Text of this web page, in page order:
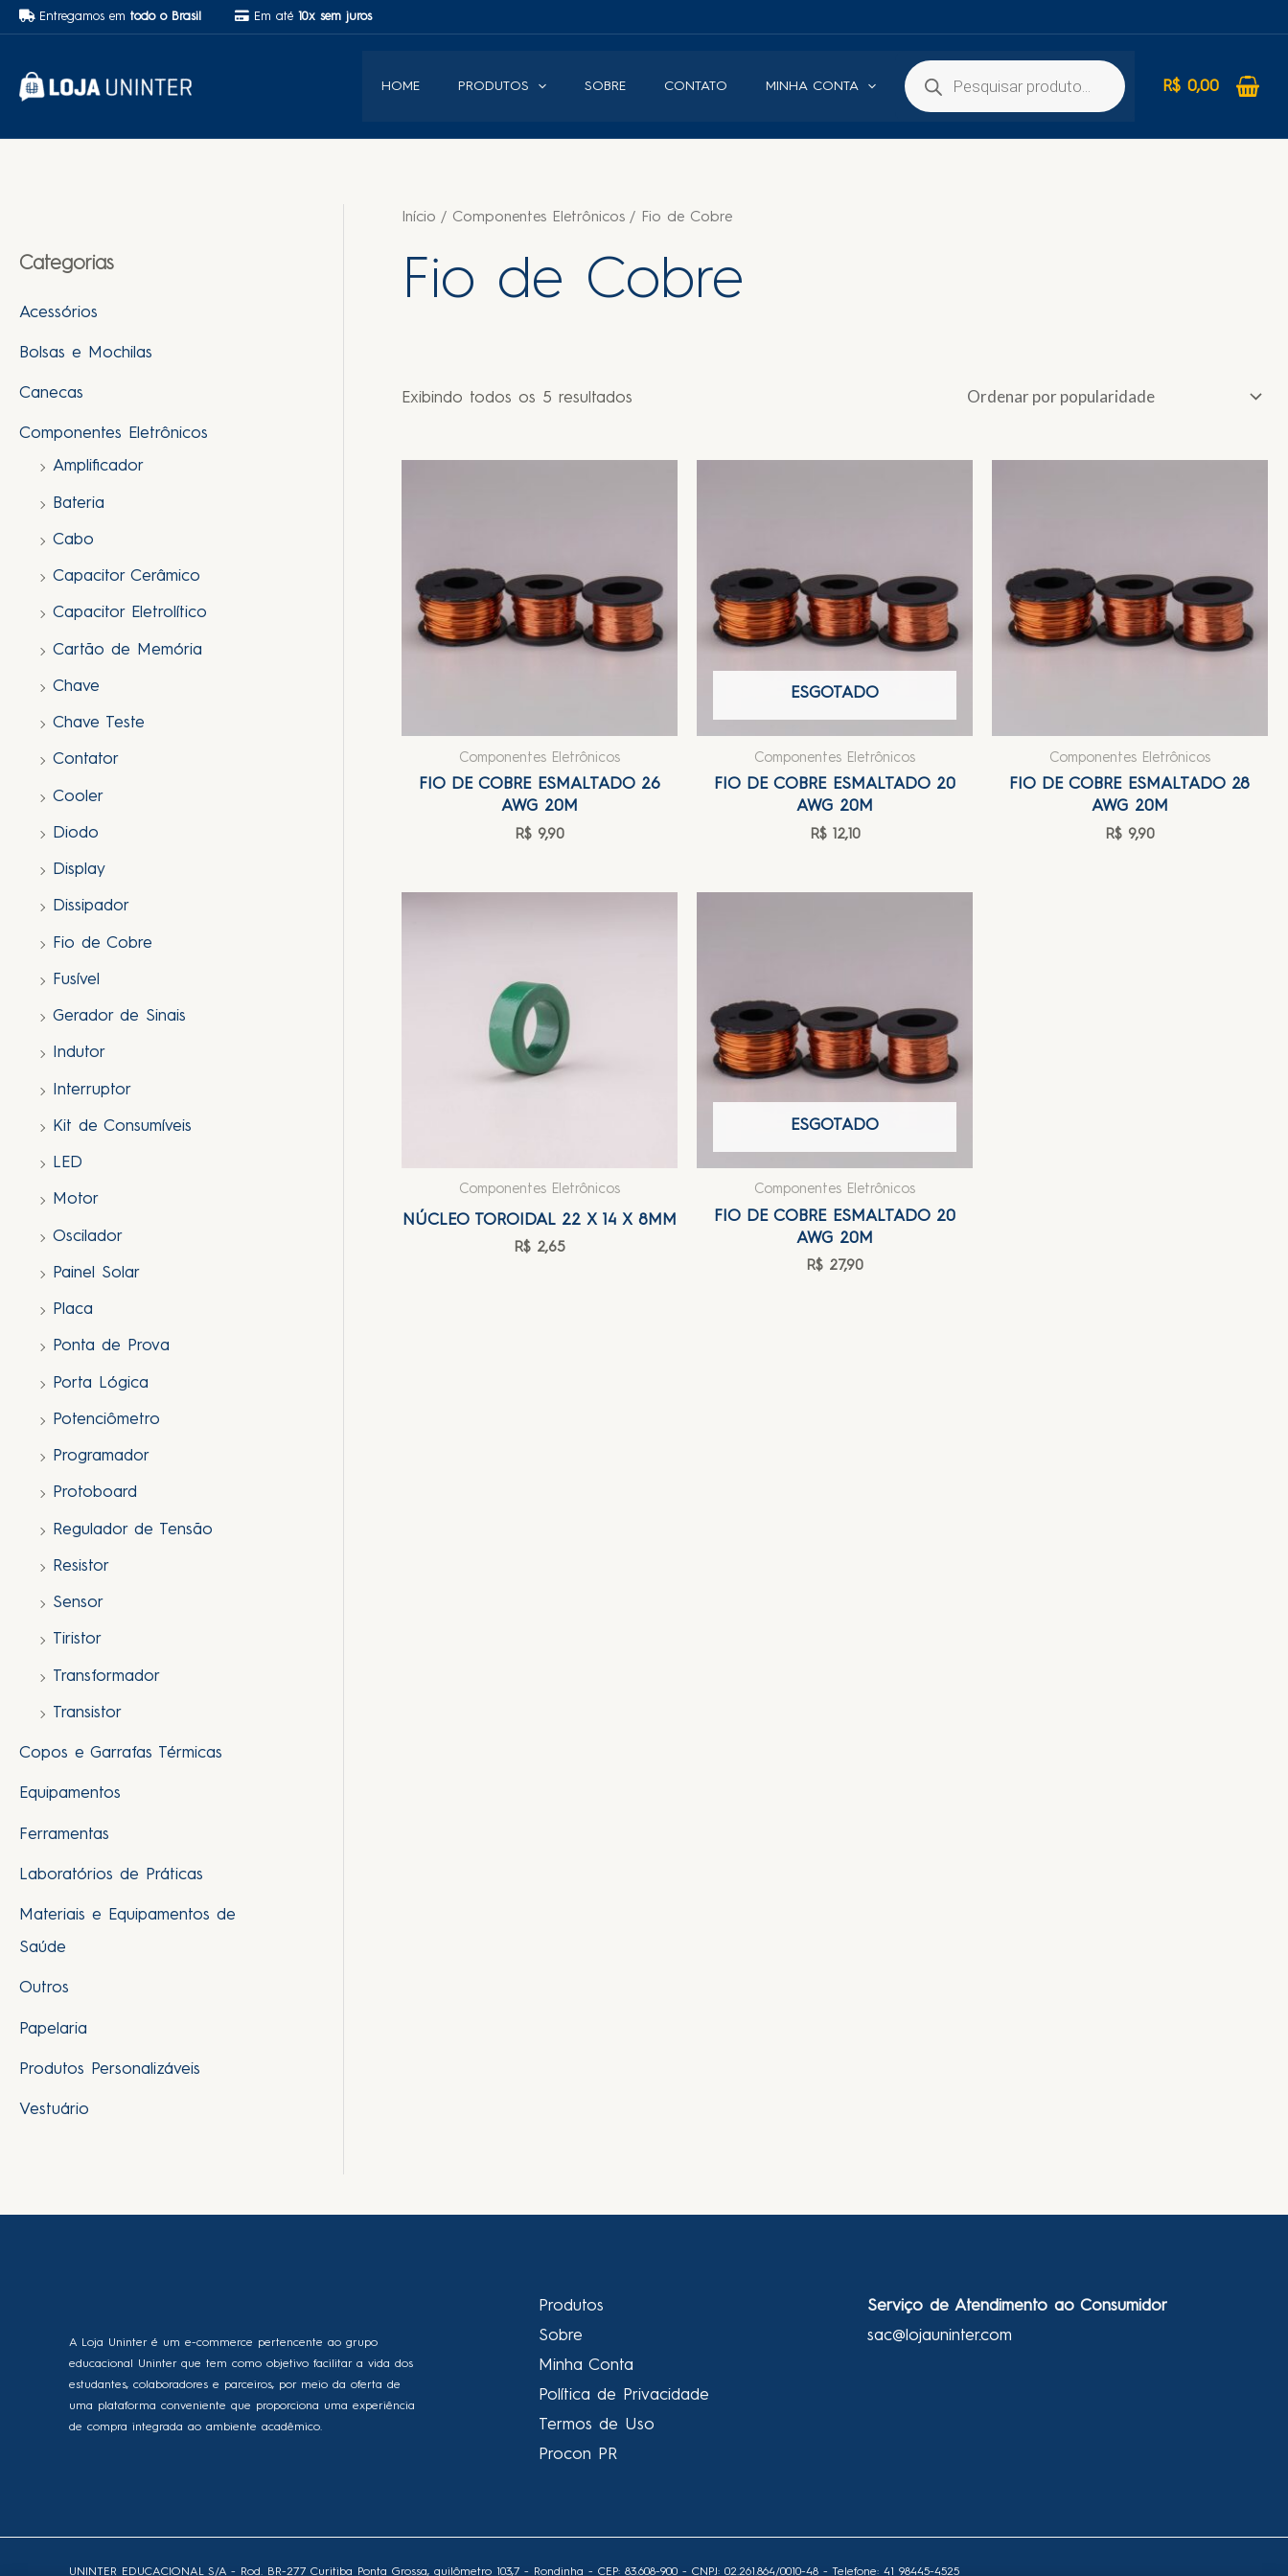
Entregamos em todo o Brasil Em até 10x sem juros
HOME PRODUTOS SOBRE CONTATO MINHA CONTA R$ 0,00
Categorias
Acessórios
Bolsas e Mochilas
Canecas
Componentes Eletrônicos
Amplificador
Bateria
Cabo
Capacitor Cerâmico
Capacitor Eletrolítico
Cartão de Memória
Chave
Chave Teste
Contator
Cooler
Diodo
Display
Dissipador
Fio de Cobre
Fusível
Gerador de Sinais
Indutor
Interruptor
Kit de Consumíveis
LED
Motor
Oscilador
Painel Solar
Placa
Ponta de Prova
Porta Lógica
Potenciômetro
Programador
Protoboard
Regulador de Tensão
Resistor
Sensor
Tiristor
Transformador
Transistor
Copos e Garrafas Térmicas
Equipamentos
Ferramentas
Laboratórios de Práticas
Materiais e Equipamentos de
Saúde
Outros
Papelaria
Produtos Personalizáveis
Vestuário
Início / Componentes Eletrônicos / Fio de Cobre
Fio de Cobre
Exibindo todos os 5 resultados
Componentes Eletrônicos
FIO DE COBRE ESMALTADO 26
AWG 20M
R$ 9,90
ESGOTADO
Componentes Eletrônicos
FIO DE COBRE ESMALTADO 20
AWG 20M
R$12,10
Componentes Eletrônicos
FIO DE COBRE ESMALTADO 28
AWG 20M
R$9,90
Componentes Eletrônicos
NÚCLEO TOROIDAL 22 X 14 X 8MM
R$ 2,65
ESGOTADO
Componentes Eletrônicos
FIO DE COBRE ESMALTADO 20
AWG 20M
R$ 27,90
A Loja Uninter é um e-commerce pertencente ao grupo
educacional Uninter que tem como objetivo facilitar a vida dos
estudantes, colaboradores e parceiros, por meio da oferta de
uma plataforma conveniente que proporciona uma experiência
de compra integrada ao ambiente acadêmico.
Produtos
Sobre
Minha Conta
Política de Privacidade
Termos de Uso
Procon PR
Serviço de Atendimento ao Consumidor
sac@lojauninter.com
UNINTER EDUCACIONAL S/A - Rod. BR-277 Curitiba Ponta Grossa, quilômetro 103,7 - Rondinha - CEP: 83.608-900 - CNPJ: 02.261.864/0010-48 - Telefone: 41 98445-4525